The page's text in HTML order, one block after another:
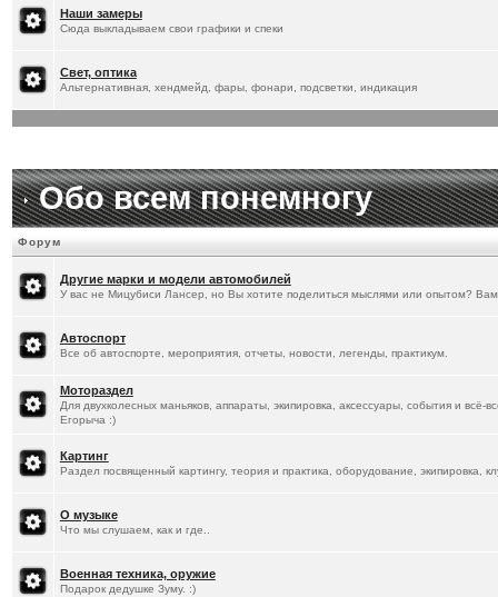
[20.1.2026]Titus:
Наши замеры
Сюда выкладываем свои графики и спеки
Свет, оптика
Альтернативная, хендмейд, фары, фонари, подсветки, индикация
Обо всем понемногу
Форум
Другие марки и модели автомобилей
У вас не Мицубиси Лансер, но Вы хотите поделиться мыслями или опытом?
Автоспорт
Все об автоспорте, мероприятия, отчеты, новости, легенды, практикум.
Мотораздел
Для двухколесных маньяков, аппараты, экипировка, аксессуары, события и всё-
Егорыча :)
Картинг
Раздел посвященный картингу, теория и практика, оборудование, экипировка,
О музыке
Что мы слушаем, как и где..
Военная техника, оружие
Подарок дедушке Зуму. :)